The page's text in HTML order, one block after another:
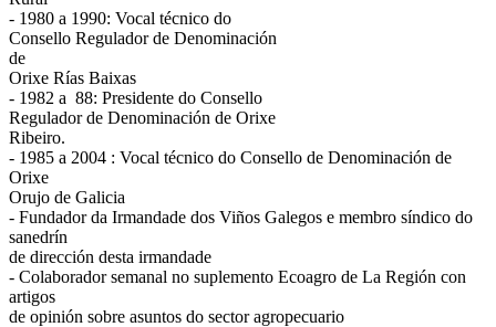
- 1980 a 1990: Vocal técnico do
Consello Regulador de Denominación
de
Orixe Rías Baixas
- 1982 a 88: Presidente do Consello
Regulador de Denominación de Orixe
Ribeiro.
- 1985 a 2004 : Vocal técnico do Consello de Denominación de
Orixe
Orujo de Galicia
- Fundador da Irmandade dos Viños Galegos e membro síndico do
sanedrín
de dirección desta irmandade
- Colaborador semanal no suplemento Ecoagro de La Región con
artigos
de opinión sobre asuntos do sector agropecuario